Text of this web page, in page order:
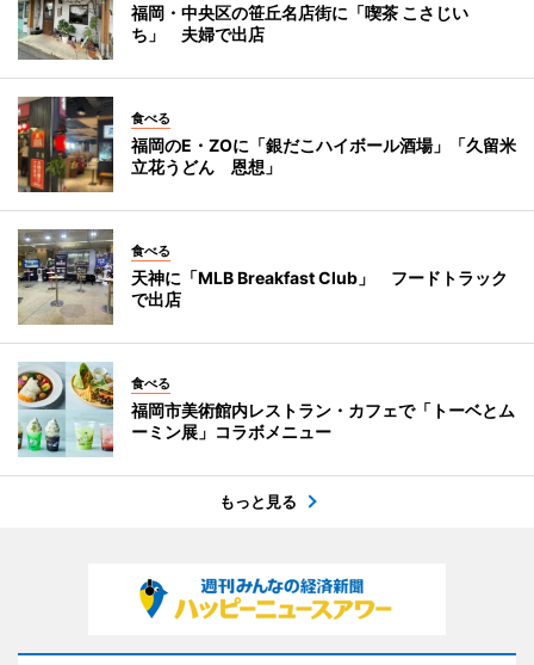
福岡・中央区の笹丘名店街に「喫茶 こさじい
ち」 夫婦で出店
食べる
福岡のE・ZOに「銀だこハイボール酒場」「久留米
立花うどん 恩想」
食べる
天神に「MLB Breakfast Club」 フードトラック
で出店
食べる
福岡市美術館内レストラン・カフェで「トーベとム
ーミン展」コラボメニュー
もっと見る